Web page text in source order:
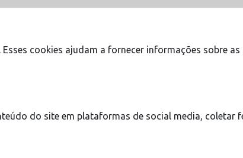
cookies ajudam a fornecer informações sobre
do site em plataformas de social media, coletar